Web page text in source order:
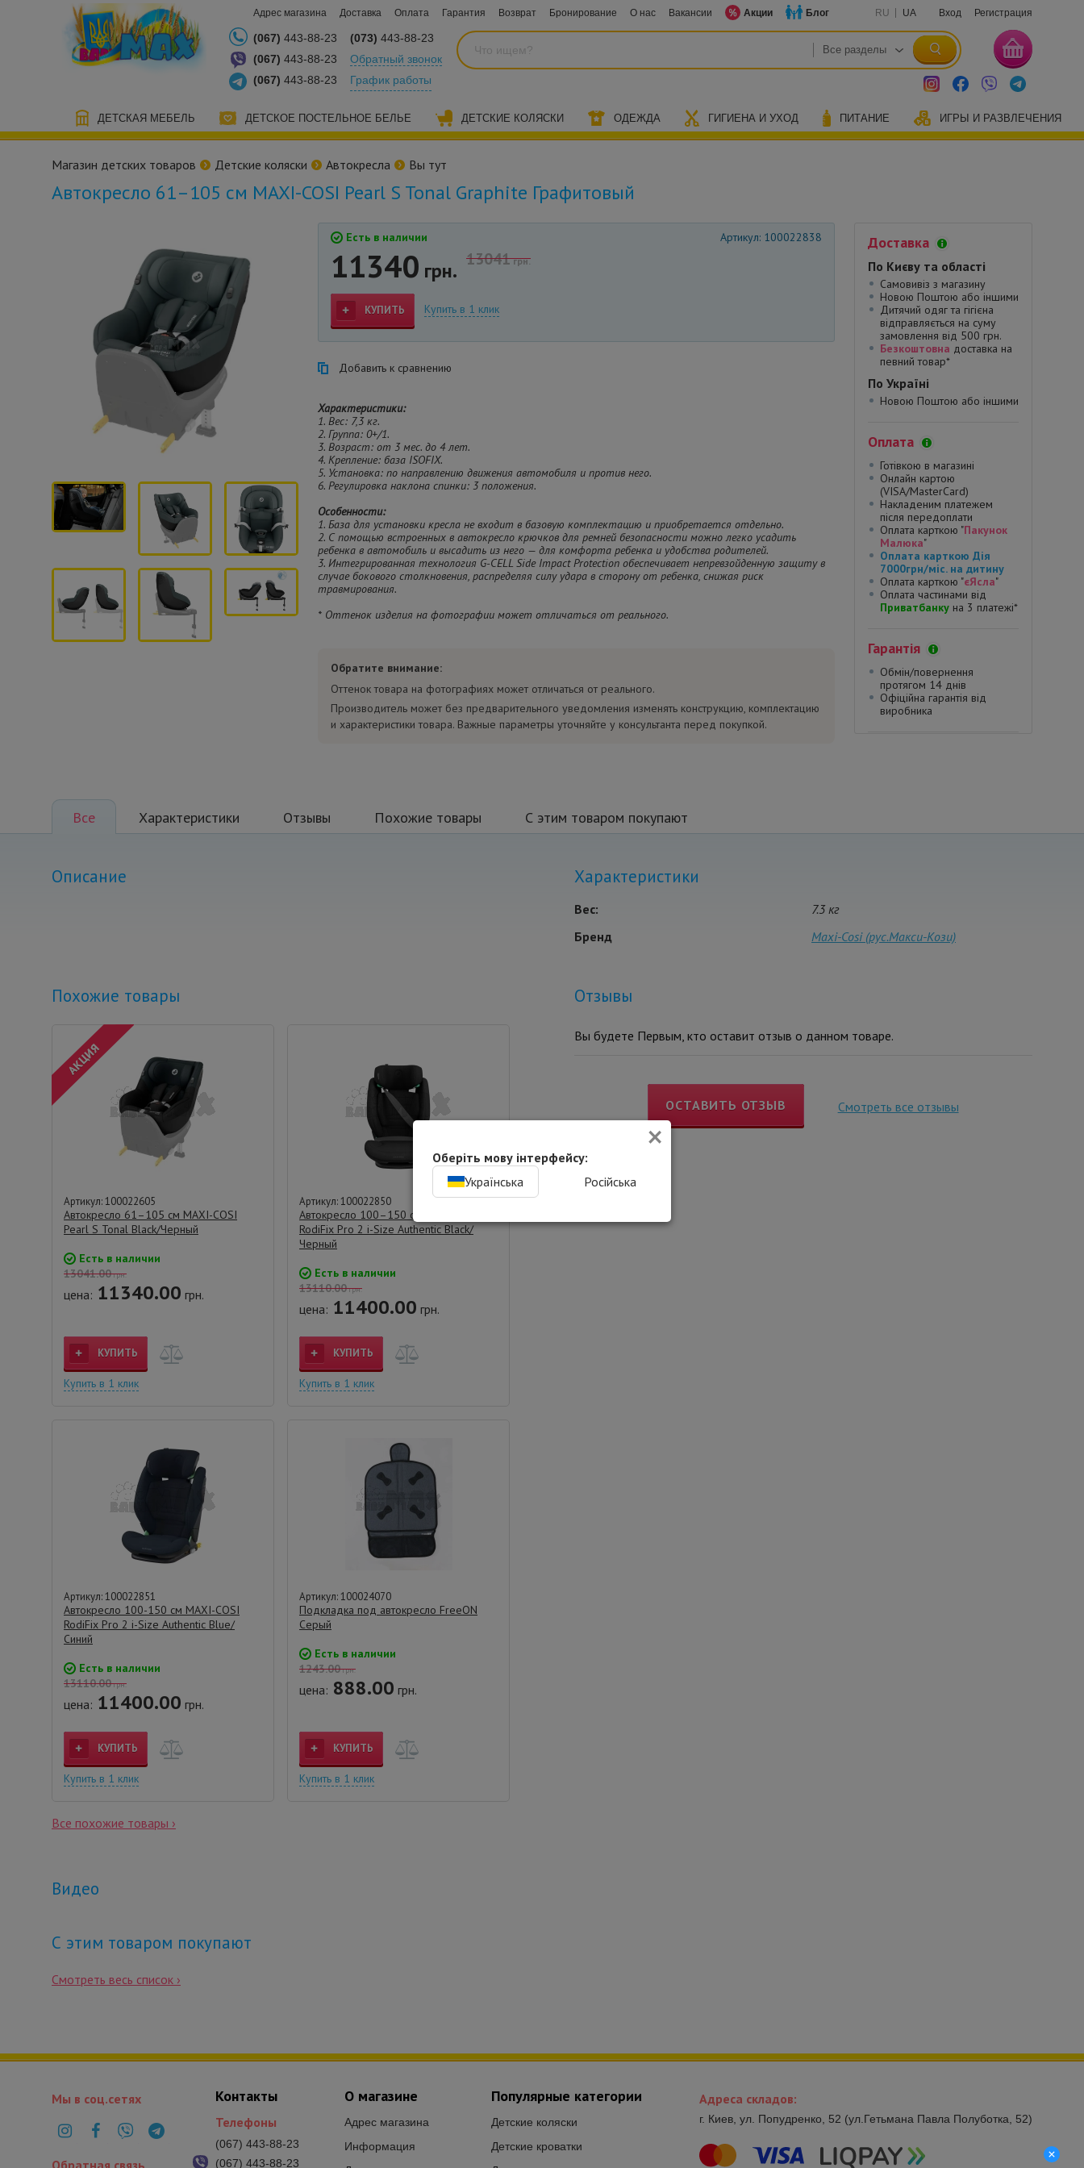
Адрес магазина Доставка Оплата Гарантия Возврат Бронирование О нас Вакансии Акции Блог RU UA Вход Регистрация
(067) 443-88-23
(067) 443-88-23
(067) 443-88-23
(073) 443-88-23
Обратный звонок
График работы
ДЕТСКАЯ МЕБЕЛЬ ДЕТСКОЕ ПОСТЕЛЬНОЕ БЕЛЬЕ ДЕТСКИЕ КОЛЯСКИ ОДЕЖДА ГИГИЕНА И УХОД ПИТАНИЕ ИГРЫ И РАЗВЛЕЧЕНИЯ
Магазин детских товаров Детские коляски Автокресла Вы тут
Автокресло 61–105 см MAXI-COSI Pearl S Tonal Graphite Графитовый
Есть в наличии Артикул: 100022838
13041грн.
11340 грн.
КУПИТЬ Купить в 1 клик
Добавить к сравнению
Характеристики:
1. Вес: 7,3 кг.
2. Группа: 0+/1.
3. Возраст: от 3 мес. до 4 лет.
4. Крепление: база ISOFIX.
5. Установка: по направлению движения автомобиля и против него.
6. Регулировка наклона спинки: 3 положения.
Особенности:
1. База для установки кресла не входит в базовую комплектацию и приобретается отдельно.
2. С помощью встроенных в автокресло крючков для ремней безопасности можно легко усадить
ребенка в автомобиль и высадить из него — для комфорта ребенка и удобства родителей.
3. Интегрированная технология G-CELL Side Impact Protection обеспечивает непревзойденную защиту в
случае бокового столкновения, распределяя силу удара в сторону от ребенка, снижая риск
травмирования.
* Оттенок изделия на фотографии может отличаться от реального.
Обратите внимание:
Оттенок товара на фотографиях может отличаться от реального.
Производитель может без предварительного уведомления изменять конструкцию, комплектацию
и характеристики товара. Важные параметры уточняйте у консультанта перед покупкой.
Доставка
По Києву та області
Самовивіз з магазину
Новою Поштою або іншими
Дитячий одяг та гігієна
відправляється на суму
замовлення від 500 грн.
Безкоштовна доставка на
певний товар*
По Україні
Новою Поштою або іншими
Оплата
Готівкою в магазині
Онлайн картою
(VISA/MasterCard)
Накладеним платежем
після передоплати
Оплата карткою "Пакунок
Малюка"
Оплата карткою Дія
7000грн/міс. на дитину
Оплата карткою "єЯсла"
Оплата частинами від
Приватбанку на 3 платежі*
Гарантія
Обмін/повернення
протягом 14 днів
Офіційна гарантія від
виробника
Все Характеристики Отзывы Похожие товары С этим товаром покупают
Описание Характеристики
Вес:
7.3 кг
Бренд
Maxi-Cosi (рус.Макси-Кози)
Похожие товары
Артикул: 100022605
Автокресло 61–105 см MAXI-COSI
Pearl S Tonal Black/Черный
Есть в наличии
13041.00грн.
цена: 11340.00 грн.
КУПИТЬ
Купить в 1 клик
Артикул: 100022850
Автокресло 100–150 см MAXI-COSI
RodiFix Pro 2 i-Size Authentic Black/
Черный
Есть в наличии
13110.00грн.
цена: 11400.00 грн.
КУПИТЬ
Купить в 1 клик
Артикул: 100022851
Автокресло 100-150 см MAXI-COSI
RodiFix Pro 2 i-Size Authentic Blue/
Синий
Есть в наличии
13110.00грн.
цена: 11400.00 грн.
КУПИТЬ
Купить в 1 клик
Артикул: 100024070
Подкладка под автокресло FreeON
Серый
Есть в наличии
1243.00грн.
цена: 888.00 грн.
КУПИТЬ
Купить в 1 клик
Все похожие товары ›
Отзывы
Вы будете Первым, кто оставит отзыв о данном товаре.
ОСТАВИТЬ ОТЗЫВ Смотреть все отзывы
Видео
С этим товаром покупают
Смотреть весь список ›
Популярные категории
Детские коляски
Детские кроватки
О магазине
Адрес магазина
Информация
Контакты
Телефоны
(067) 443-88-23
(067) 443-88-23
Адреса складов:
г. Киев, ул. Попудренко, 52 (ул.Гетьмана Павла Полуботка, 52)
Мы в соц.сетях
Обратная связь
×
Оберіть мову інтерфейсу:
Українська
Російська